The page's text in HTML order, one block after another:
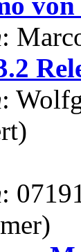
:
:
: